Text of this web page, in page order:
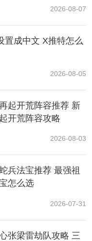
2026-08-07
置成中文 X推特怎么
2026-08-05
起开荒阵容推荐 新
开荒阵容攻略
2026-08-03
兵法宝推荐 最强祖
怎么选
2026-07-31
张梁雷劫队攻略 三